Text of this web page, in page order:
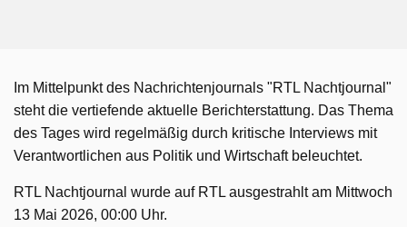
Im Mittelpunkt des Nachrichtenjournals "RTL Nachtjournal"
steht die vertiefende aktuelle Berichterstattung. Das Thema
des Tages wird regelmäßig durch kritische Interviews mit
Verantwortlichen aus Politik und Wirtschaft beleuchtet.
RTL Nachtjournal wurde auf RTL ausgestrahlt am Mittwoch
13 Mai 2026, 00:00 Uhr.